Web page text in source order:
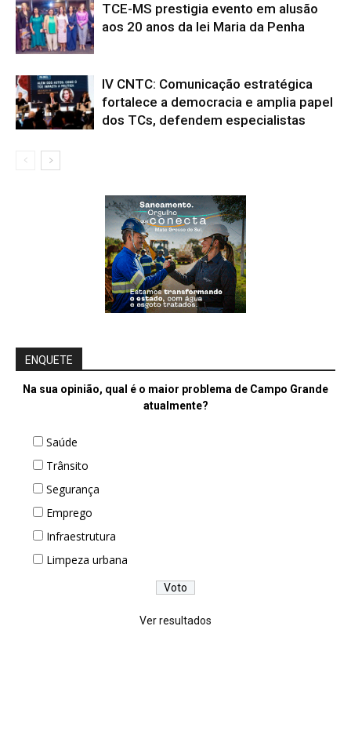
TCE-MS prestigia evento em alusão
aos 20 anos da lei Maria da Penha
IV CNTC: Comunicação estratégica
fortalece a democracia e amplia papel
dos TCs, defendem especialistas
ENQUETE
Na sua opinião, qual é o maior problema de Campo Grande
atualmente?
Saúde
Trânsito
Segurança
Emprego
Infraestrutura
Limpeza urbana
Ver resultados